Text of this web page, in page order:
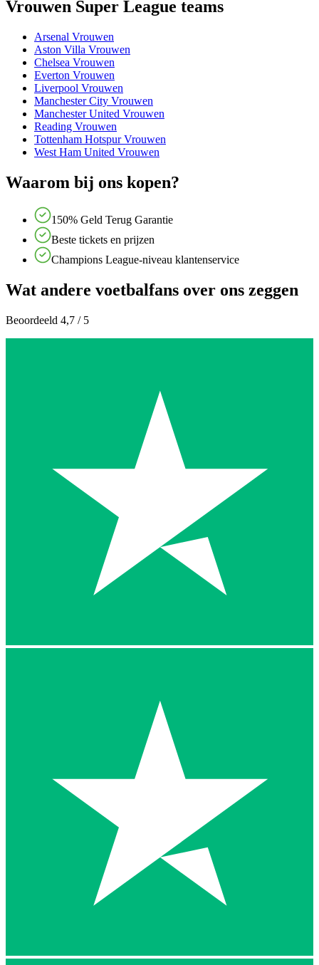
Vrouwen Super League teams
Arsenal Vrouwen
Aston Villa Vrouwen
Chelsea Vrouwen
Everton Vrouwen
Liverpool Vrouwen
Manchester City Vrouwen
Manchester United Vrouwen
Reading Vrouwen
Tottenham Hotspur Vrouwen
West Ham United Vrouwen
Waarom bij ons kopen?
150% Geld Terug Garantie
Beste tickets en prijzen
Champions League-niveau klantenservice
Wat andere voetbalfans over ons zeggen
Beoordeeld 4,7 / 5